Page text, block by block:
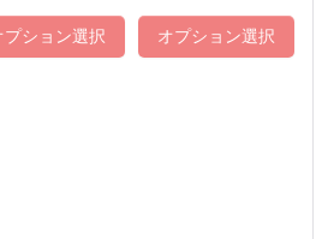
プション選択 オプション選択